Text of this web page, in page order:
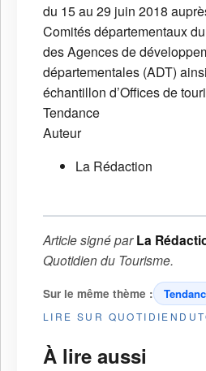
du 15 au 29 juin 2018
Comités départementaux
des Agences de
départementales (ADT)
échantillon d’Offices de
Tendance
Auteur
La Rédaction
Article signé parLa
Quotidien du Tourisme.
Sur le même thème :
LIRE SUR
À lire aussi